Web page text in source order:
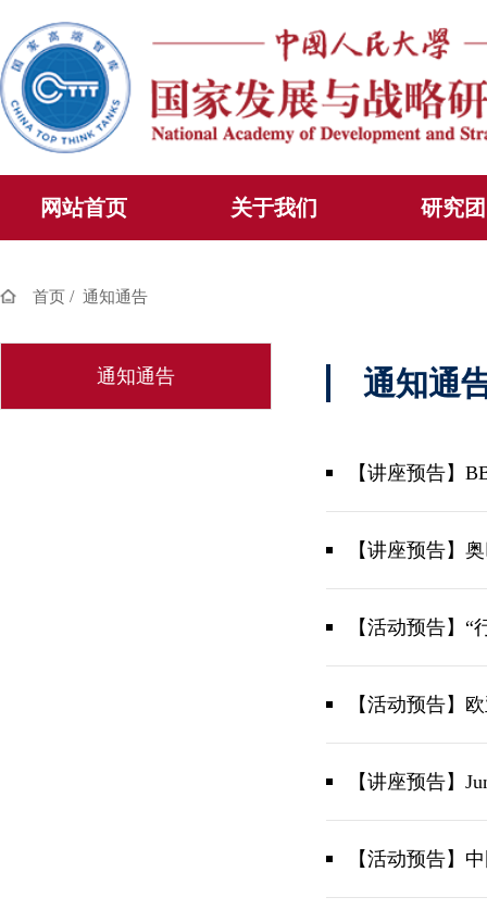
网站首页 关于我们 研究
首页 / 通知通告
通知通告 通知通
【讲座预告】
【讲座预告】
【活动预告】
【活动预告】
【讲座预告】
【活动预告】